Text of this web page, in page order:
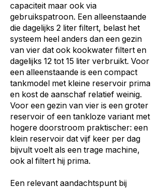
capaciteit maar ook via
gebruikspatroon. Een alleenstaande
die dagelijks 2 liter filtert, belast het
systeem heel anders dan een gezin
van vier dat ook kookwater filtert en
dagelijks 12 tot 15 liter verbruikt. Voor
een alleenstaande is een compact
tankmodel met kleine reservoir prima
en kost de aanschaf relatief weinig.
Voor een gezin van vier is een groter
reservoir of een tankloze variant met
hogere doorstroom praktischer: een
klein reservoir dat vijf keer per dag
bijvult voelt als een trage machine,
ook al filtert hij prima.
Een relevant aandachtspunt bij